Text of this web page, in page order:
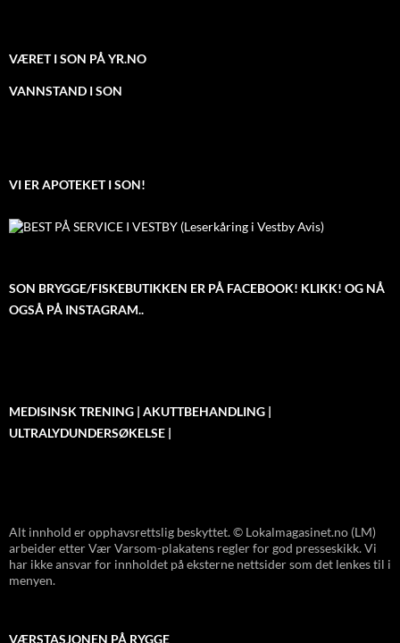
VÆRET I SON PÅ YR.NO
VANNSTAND I SON
VI ER APOTEKET I SON!
SON BRYGGE/FISKEBUTIKKEN ER PÅ FACEBOOK! KLIKK! OG NÅ
OGSÅ PÅ INSTAGRAM..
MEDISINSK TRENING | AKUTTBEHANDLING |
ULTRALYDUNDERSØKELSE |
Alt innhold er opphavsrettslig beskyttet. © Lokalmagasinet.no (LM)
arbeider etter Vær Varsom-plakatens regler for god presseskikk. Vi
har ikke ansvar for innholdet på eksterne nettsider som det lenkes til i
menyen.
VÆRSTASJONEN PÅ RYGGE